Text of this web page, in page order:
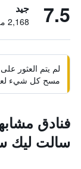
7.5 جيد
2,168 من التقييمات تم التحقق منها
لم يتم العثور
مسح كل شيء
فنادق
سالت ليك